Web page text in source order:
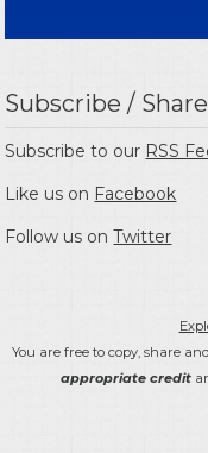
Subscribe / Share
Subscribe to our RSS
Like us on Facebook
Follow us onTwitter
You are free to copy, share
appropriate credit